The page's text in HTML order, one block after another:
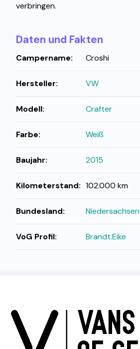
verbringen.
Daten und Fakten
Campername: Croshi
Hersteller: VW
Modell: Crafter
Farbe: Weiß
Baujahr: 2015
Kilometerstand: 102.000 km
Bundesland: Niedersachsen
VoG Profil: Brandt.Eike